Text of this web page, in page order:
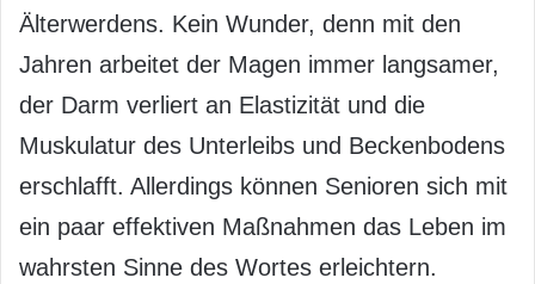
Älterwerdens. Kein Wunder, denn mit den
Jahren arbeitet der Magen immer langsamer,
der Darm verliert an Elastizität und die
Muskulatur des Unterleibs und Beckenbodens
erschlafft. Allerdings können Senioren sich mit
ein paar effektiven Maßnahmen das Leben im
wahrsten Sinne des Wortes erleichtern.